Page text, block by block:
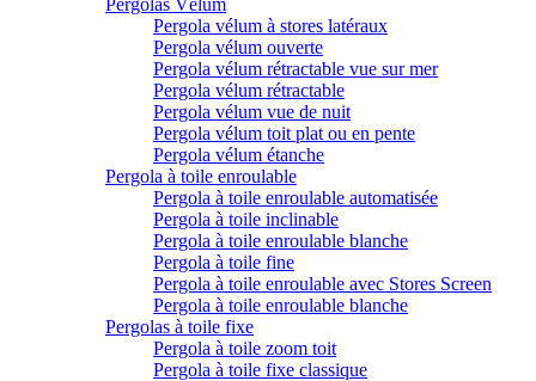
Pergolas Vélum
Pergola vélum à stores latéraux
Pergola vélum ouverte
Pergola vélum rétractable vue sur mer
Pergola vélum rétractable
Pergola vélum vue de nuit
Pergola vélum toit plat ou en pente
Pergola vélum étanche
Pergola à toile enroulable
Pergola à toile enroulable automatisée
Pergola à toile inclinable
Pergola à toile enroulable blanche
Pergola à toile fine
Pergola à toile enroulable avec Stores Screen
Pergola à toile enroulable blanche
Pergolas à toile fixe
Pergola à toile zoom toit
Pergola à toile fixe classique